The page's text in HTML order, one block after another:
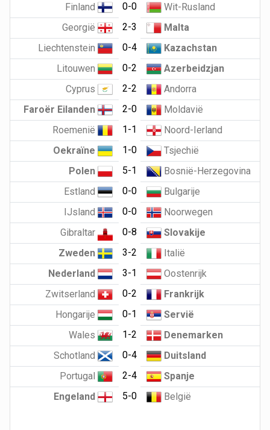
Finland
0-0
Wit-Rusland
Georgië
2-3
Malta
Liechtenstein
0-4
Kazachstan
Litouwen
0-2
Azerbeidzjan
Cyprus
2-2
Andorra
Faroër Eilanden
2-0
Moldavië
Roemenië
1-1
Noord-Ierland
Oekraïne
1-0
Tsjechië
Polen
5-1
Bosnië-Herzegovina
Estland
0-0
Bulgarije
IJsland
0-0
Noorwegen
Gibraltar
0-8
Slovakije
Zweden
3-2
Italië
Nederland
3-1
Oostenrijk
Zwitserland
0-2
Frankrijk
Hongarije
0-1
Servië
Wales
1-2
Denemarken
Schotland
0-4
Duitsland
Portugal
2-4
Spanje
Engeland
5-0 België